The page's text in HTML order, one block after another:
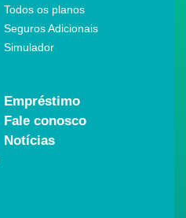
Todos os planos
Seguros Adicionais
Simulador
Empréstimo
Fale conosco
Notícias